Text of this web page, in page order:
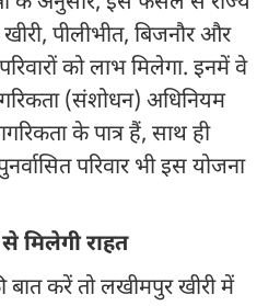
पीलीभीत, बिजनौर और
को लाभ मिलेगा. इनमें वे
(संशोधन) अधिनियम
के पात्र हैं, साथ ही
परिवार भी इस योजना
मिलेगी राहत
करें तो लखीमपुर खीरी में